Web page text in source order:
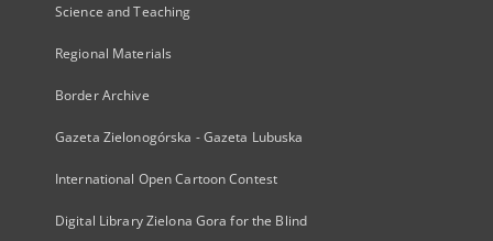
Science and Teaching
Regional Materials
Border Archive
Gazeta Zielonogórska - Gazeta Lubuska
International Open Cartoon Contest
Digital Library Zielona Gora for the Blind